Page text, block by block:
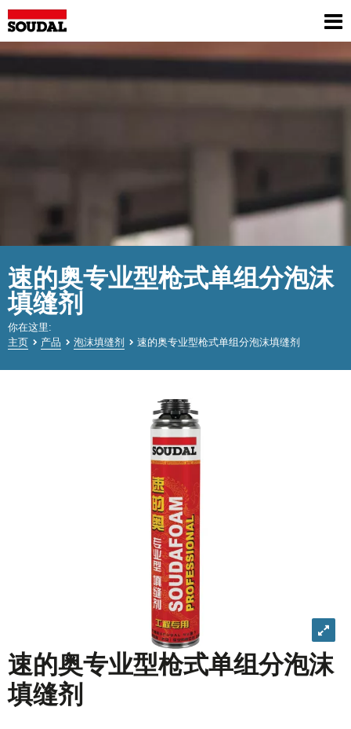
Skip
to
main
content
速的奥专业型枪式单组分泡沫
填缝剂
你在这里
主页
产品 泡沫填缝剂 速的奥专业型枪式单组分泡沫填缝剂
View
in
速的奥专业型枪式单组分泡沫
填缝剂